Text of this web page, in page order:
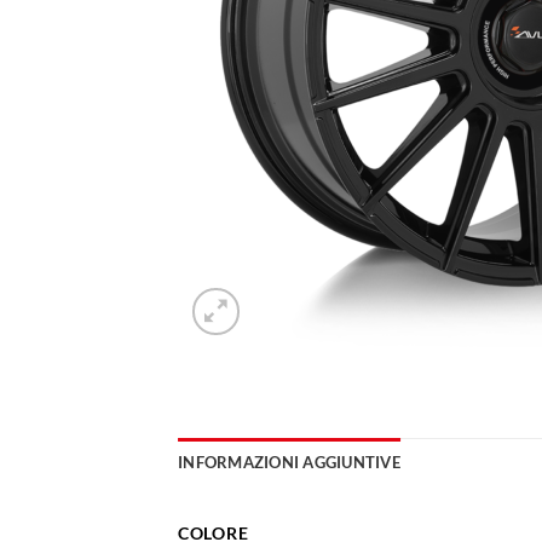
INFORMAZIONI AGGIUNTIVE
COLORE